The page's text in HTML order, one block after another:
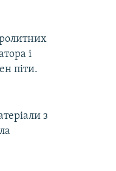
і
піти.
з